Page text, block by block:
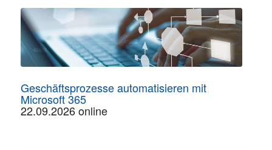
Geschäftsprozesse automatisieren mit
Microsoft 365
22.09.2026 online